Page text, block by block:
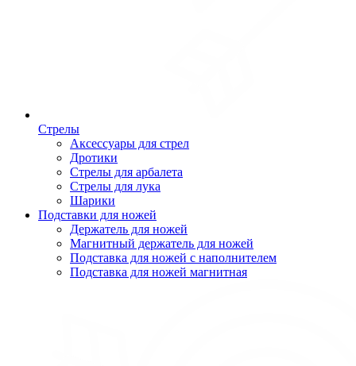
Стрелы
Аксессуары для стрел
Дротики
Стрелы для арбалета
Стрелы для лука
Шарики
Подставки для ножей
Держатель для ножей
Магнитный держатель для ножей
Подставка для ножей с наполнителем
Подставка для ножей магнитная